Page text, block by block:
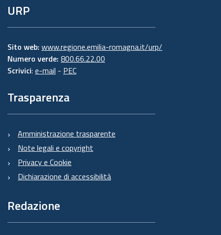
URP
Sito web: www.regione.emilia-romagna.it/urp/
Numero verde: 800.66.22.00
Scrivici: e-mail - PEC
Trasparenza
Amministrazione trasparente
Note legali e copyright
Privacy e Cookie
Dichiarazione di accessibilità
Redazione